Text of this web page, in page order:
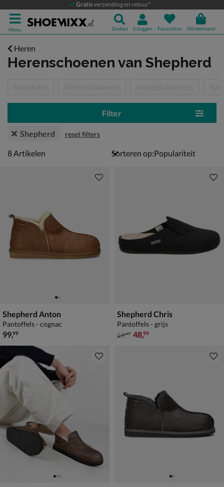
Gratisverzending en retour*
Menu Zoeken Inloggen Favorieten Winkelmand
Heren
Herenschoenen van Shepherd
Filter
Shepherd reset filters
8 artikelen
8Artikelen Sorteren op:
Shepherd Anton
Pantoffels - cognac
€ 99,99
99,99
Shepherd Chris
Pantoffels - grijs
van € 69,99 voor € 48,99
69,99 48,99